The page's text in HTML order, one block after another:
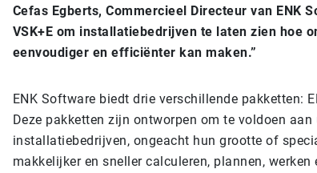
Cefas Egberts, Commercieel Directeur van ENK
VSK+E om installatiebedrijven te laten zien hoe
eenvoudiger en efficiënter kan maken.”
ENK Software biedt drie verschillende pakketten:
Deze pakketten zijn ontworpen om te voldoen
installatiebedrijven, ongeacht hun grootte of
makkelijker en sneller calculeren, plannen, werken